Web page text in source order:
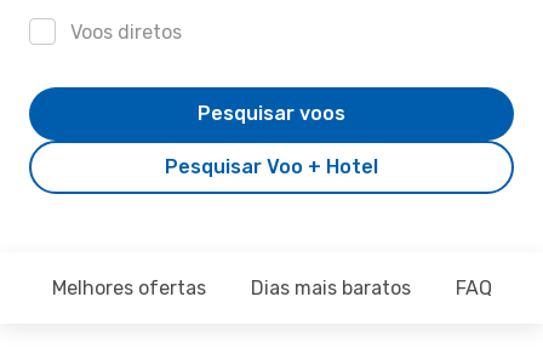
Voos diretos
Pesquisar Voo + Hotel
Pesquisar voos
Melhores ofertas Dias mais baratos FAQ